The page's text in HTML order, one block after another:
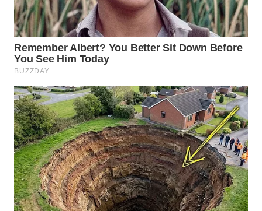
WN
SEMARANG
WN
SOLO
WN
BOROBUDUR
WN
MADURA
WN
SURABAYA